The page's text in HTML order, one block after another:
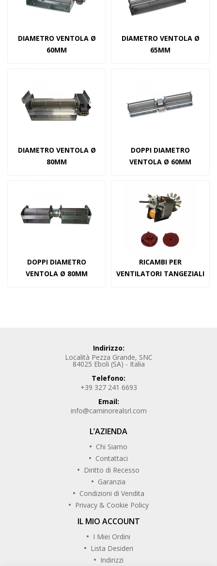
DIAMETRO VENTOLA Ø
60MM
DIAMETRO VENTOLA Ø
65MM
DIAMETRO VENTOLA Ø
80MM
DOPPI DIAMETRO
VENTOLA Ø 60MM
DOPPI DIAMETRO
VENTOLA Ø 80MM
RICAMBI PER
VENTILATORI TANGEZIALI
Indirizzo:
Località Pezza Grande, SNC
84025 Eboli (SA) - Italia
Telefono:
+39 327 241 6693
Email:
info@caminorealsrl.com
L’AZIENDA
Chi Siamo
Contattaci
Diritto di Recesso
Garanzia
Condizioni di Vendita
Privacy & Cookie Policy
IL MIO ACCOUNT
I Miei Ordini
Lista Desideri
Indirizzi